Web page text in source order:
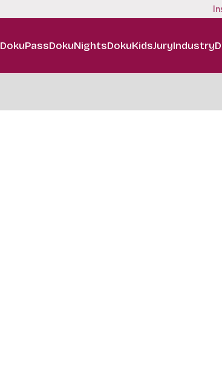
DokuPassDokuNightsDokuKidsJuryIndustry